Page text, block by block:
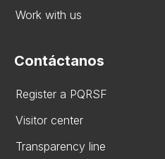
Work with us
Contáctanos
Register a PQRSF
Visitor center
Transparency line